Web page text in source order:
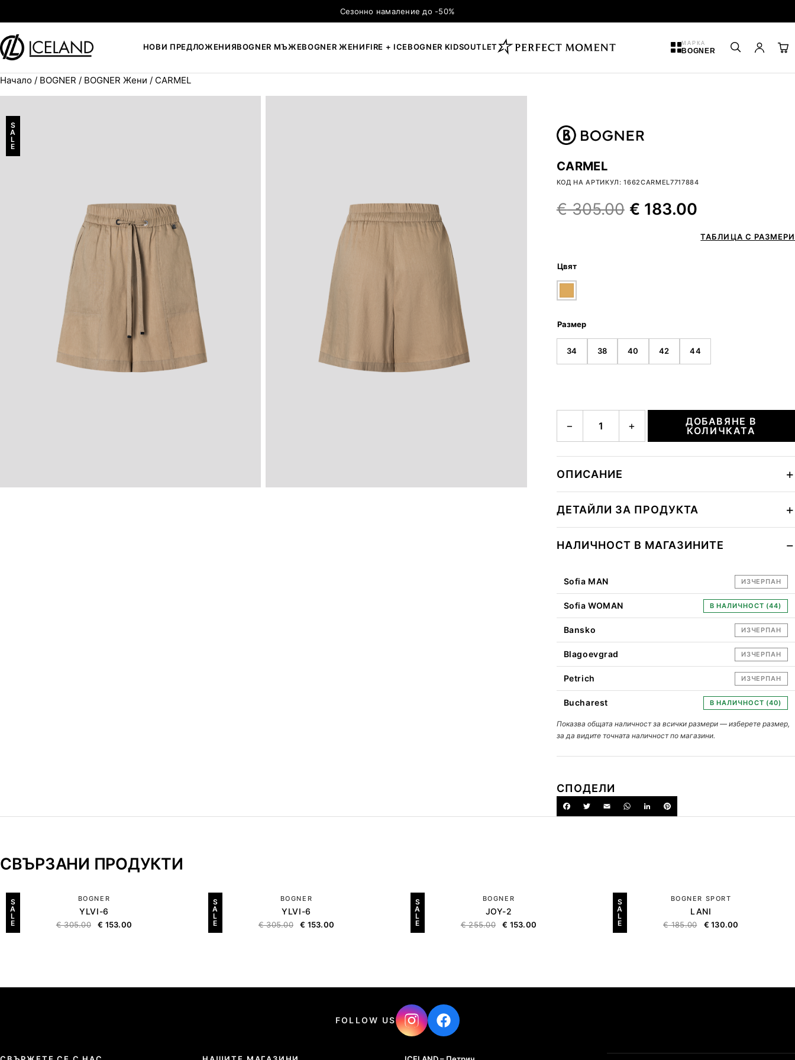
Сезонно намаление до -50%
НОВИ ПРЕДЛОЖЕНИЯBOGNER МЪЖЕBOGNER ЖЕНИFIRE + ICEBOGNER KIDSOUTLET МАРКА
BOGNER
Начало / BOGNER / BOGNER Жени / CARMEL
S
A
L
E
CARMEL
КОД НА АРТИКУЛ: 1662CARMEL7717884
€305.00 € 183.00
ТАБЛИЦА С РАЗМЕРИ
Цвят
Размер
34 38 40 42 44
− +
ДОБАВЯНЕ В
КОЛИЧКАТА
ОПИСАНИЕ
ДЕТАЙЛИ ЗА ПРОДУКТА
НАЛИЧНОСТ В МАГАЗИНИТЕ
Sofia MAN ИЗЧЕРПАН
Sofia WOMAN В НАЛИЧНОСТ (44)
Bansko ИЗЧЕРПАН
Blagoevgrad ИЗЧЕРПАН
Petrich ИЗЧЕРПАН
Bucharest В НАЛИЧНОСТ (40)
Показва общата наличност за всички размери — изберете размер,
за да видите точната наличност по магазини.
СПОДЕЛИ
СВЪРЗАНИ ПРОДУКТИ
S
A
L
E
BOGNER
YLVI-6
€305.00 € 153.00
S
A
L
E
BOGNER
YLVI-6
€305.00 € 153.00
S
A
L
E
BOGNER
JOY-2
€255.00 € 153.00
S
A
L
E
BOGNER SPORT
LANI
€185.00 € 130.00
FOLLOW US